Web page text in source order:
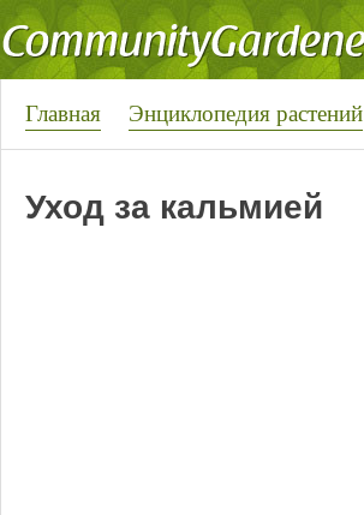
Главная Энциклопедия растений
Уход за кальмией